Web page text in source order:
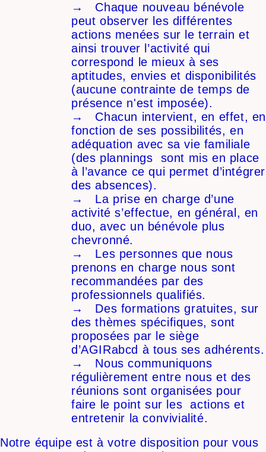
→ Chaque nouveau bénévole
peut observer les différentes
actions menées sur le terrain et
ainsi trouver l’activité qui
correspond le mieux à ses
aptitudes, envies et disponibilités
(aucune contrainte de temps de
présence n'est imposée).
→ Chacun intervient, en effet, en
fonction de ses possibilités, en
adéquation avec sa vie familiale
(des plannings sont mis en place
à l’avance ce qui permet d’intégrer
des absences).
→ La prise en charge d’une
activité s’effectue, en général, en
duo, avec un bénévole plus
chevronné.
→ Les personnes que nous
prenons en charge nous sont
recommandées par des
professionnels qualifiés.
→ Des formations gratuites, sur
des thèmes spécifiques, sont
proposées par le siège
d’AGIRabcd à tous ses adhérents.
→ Nous communiquons
régulièrement entre nous et des
réunions sont organisées pour
faire le point sur les actions et
entretenir la convivialité.
Notre équipe est à votre disposition pour vous